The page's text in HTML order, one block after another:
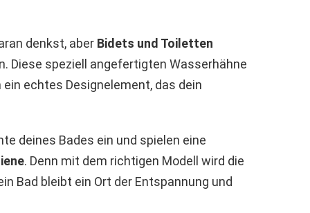
denkst, aber Bidets und Toiletten
Diese speziell angefertigten Wasserhähne
echtes Designelement, das dein
deines Bades ein und spielen eine
. Denn mit dem richtigen Modell wird die
Bad bleibt ein Ort der Entspannung und